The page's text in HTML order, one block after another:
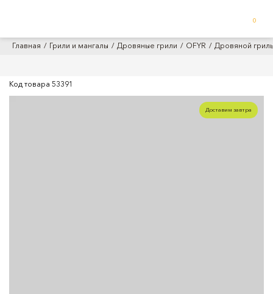
0
Главная Грили и мангалы Дровяные грили OFYR Дровяной
Код товара 53391
Доставим завтра